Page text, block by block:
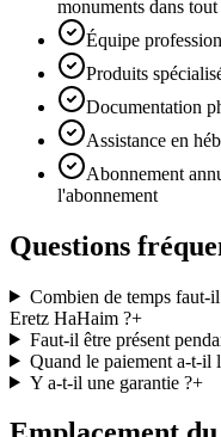
monuments dans
Équipe
Produits
Documentation
Assistance en
Abonnement
l'abonnement
Questions
Combien de temps faut-
Eretz HaHaim ?+
Faut-il être présent
Quand le paiement a-t-il
Y a-t-il une garantie ?+